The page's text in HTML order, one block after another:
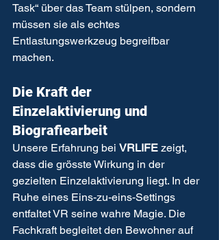
Task“ über das Team stülpen, sondern
müssen sie als echtes
Entlastungswerkzeug begreifbar
machen.
Die Kraft der
Einzelaktivierung und
Biografiearbeit
Unsere Erfahrung bei VRLIFE zeigt,
dass die grösste Wirkung in der
gezielten Einzelaktivierung liegt. In der
Ruhe eines Eins-zu-eins-Settings
entfaltet VR seine wahre Magie. Die
Fachkraft begleitet den Bewohner auf